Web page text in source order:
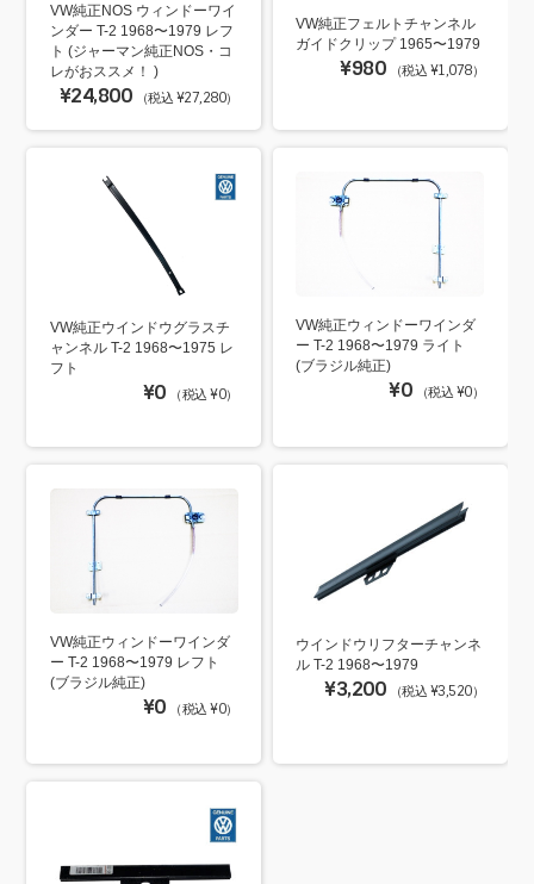
VW純正NOS ウィンドーワイ
ンダー T-2 1968〜1979 レフ
ト (ジャーマン純正NOS・コ
レがおススメ！ )
¥24,800 （税込 ¥27,280）
VW純正フェルトチャンネル
ガイドクリップ 1965〜1979
¥980 （税込 ¥1,078）
VW純正ウインドウグラスチ
ャンネル T-2 1968〜1975 レ
フト
¥0 （税込 ¥0）
VW純正ウィンドーワインダ
ー T-2 1968〜1979 ライト
(ブラジル純正)
¥0 （税込 ¥0）
VW純正ウィンドーワインダ
ー T-2 1968〜1979 レフト
(ブラジル純正)
¥0 （税込 ¥0）
ウインドウリフターチャンネ
ル T-2 1968〜1979
¥3,200 （税込 ¥3,520）